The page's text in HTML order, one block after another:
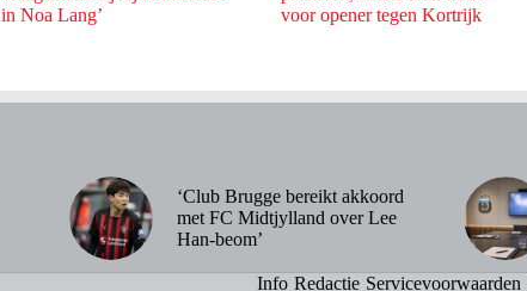
in Noa Lang’
voor opener tegen Kortrijk
‘Club Brugge bereikt akkoord
met FC Midtjylland over Lee
Han-beom’
Info Redactie Servicevoorwaarden